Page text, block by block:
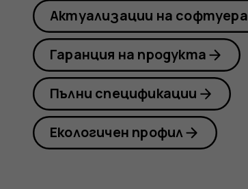
Актуализации на софтуера
Гаранция на продукта
Пълни спецификации
Екологичен профил